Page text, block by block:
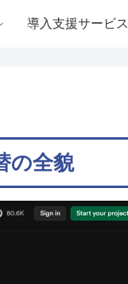
導入支援サービス
の全貌